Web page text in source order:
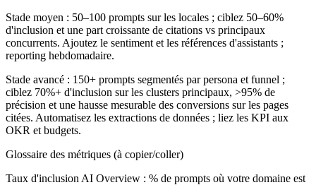
Stade moyen : 50–100 prompts sur les locales ; ciblez 50–60%
d'inclusion et une part croissante de citations vs principaux
concurrents. Ajoutez le sentiment et les références d'assistants ;
reporting hebdomadaire.
Stade avancé : 150+ prompts segmentés par persona et funnel ;
ciblez 70%+ d'inclusion sur les clusters principaux, >95% de
précision et une hausse mesurable des conversions sur les pages
citées. Automatisez les extractions de données ; liez les KPI aux
OKR et budgets.
Glossaire des métriques (à copier/coller)
Taux d'inclusion AI Overview : % de prompts où votre domaine est